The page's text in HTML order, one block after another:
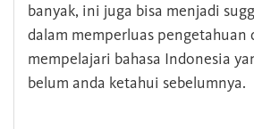
banyak, ini juga bisa menjadi
dalam memperluas pengetahuan
mempelajari bahasa Indonesia
belum anda ketahui sebelumnya.